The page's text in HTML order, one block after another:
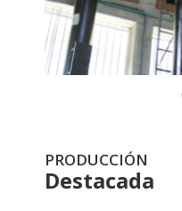
PRODUCCIÓN
Destacada